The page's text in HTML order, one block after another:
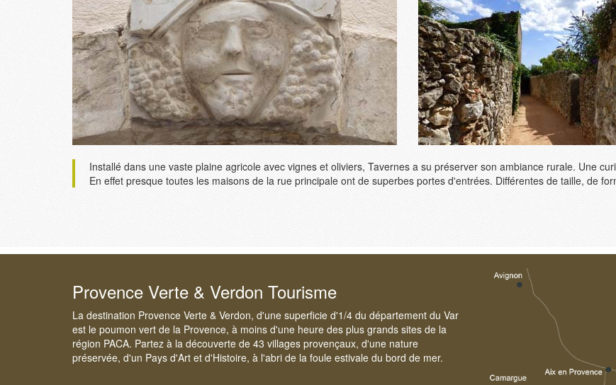
Installé dans une vaste plaine agricole avec vignes et oliviers, Tavernes a su préserver son ambiance rurale. Une
En effet presque toutes les maisons de la rue principale ont de superbes portes d'entrées. Différentes de taille, de
Provence Verte & Verdon Tourisme
La destination Provence Verte & Verdon, d'une superficie d'1/4 du département du Var
est le poumon vert de la Provence, à moins d'une heure des plus grands sites de la
région PACA. Partez à la découverte de 43 villages provençaux, d'une nature
préservée, d'un Pays d'Art et d'Histoire, à l'abri de la foule estivale du bord de mer.